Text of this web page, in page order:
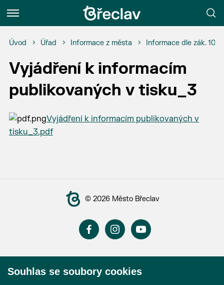
Menu
Úvod Úřad Informace z města Informace dle zák.
Vyjádření k informacím
publikovaných v tisku_3
Vyjádření k informacím publikovaných v
tisku_3.pdf
© 2026 Město Břeclav
Souhlas se soubory cookies